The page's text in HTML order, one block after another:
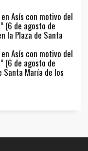
Asís con motivo del
(6 de agosto de
la Plaza de Santa
Asís con motivo del
(6 de agosto de
Santa María de los